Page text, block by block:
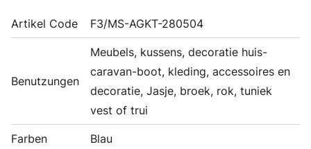
Artikel Code F3/MS-AGKT-280504
Benutzungen
Meubels, kussens, decoratie huis-
caravan-boot, kleding, accessoires en
decoratie, Jasje, broek, rok, tuniek
vest of trui
Farben Blau